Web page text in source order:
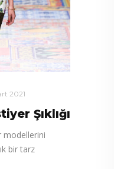
2021
Şıklığı
modellerini
bir tarz